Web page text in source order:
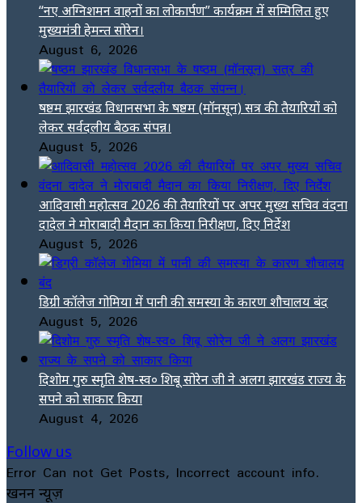
“नए अग्निशमन वाहनों का लोकार्पण” कार्यक्रम में सम्मिलित हुए
मुख्यमंत्री हेमन्त सोरेन।
August 6, 2026
षष्ठम झारखंड विधानसभा के षष्ठम (मॉनसून) सत्र की तैयारियों को
लेकर सर्वदलीय बैठक संपन्न।
August 5, 2026
आदिवासी महोत्सव 2026 की तैयारियों पर अपर मुख्य सचिव वंदना
दादेल ने मोराबादी मैदान का किया निरीक्षण, दिए निर्देश
August 5, 2026
डिग्री कॉलेज गोमिया में पानी की समस्या के कारण शौचालय बंद
August 5, 2026
दिशोम गुरु स्मृति शेष-स्व० शिबू सोरेन जी ने अलग झारखंड राज्य के
सपने को साकार किया
August 4, 2026
Follow us
Error Can not Get Posts, Incorrect account info.
खनन न्यूज़